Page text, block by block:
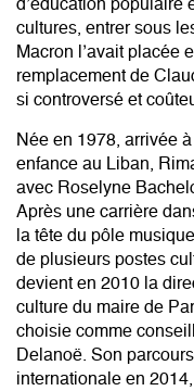
d’éducation populaire
cultures, entrer sous
Macron l’avait placée
remplacement de
si controversé et
Née en 1978, arrivée
enfance au Liban,
avec Roselyne
Après une carrière
la tête du pôle
de plusieurs postes
devient en 2010 la
culture du maire de
choisie comme
Delanoë. Son
internationale en